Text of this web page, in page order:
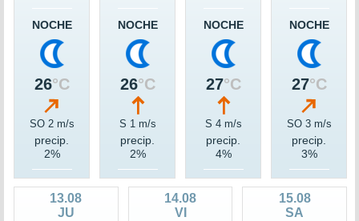
NOCHE
26°C
SO 2 m/s
precip.
2%
NOCHE
26°C
S 1 m/s
precip.
2%
NOCHE
27°C
S 4 m/s
precip.
4%
NOCHE
27°C
SO 3 m/s
precip.
3%
13.08
JU
14.08
VI
15.08
SA